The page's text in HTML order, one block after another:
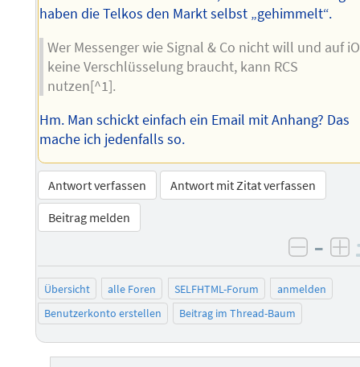
haben die Telkos den Markt selbst „gehimmelt“.
Wer Messenger wie Signal & Co nicht will und auf
keine Verschlüsselung braucht, kann RCS
nutzen[^1].
Hm. Man schickt einfach ein Email mit Anhang? Das
mache ich jedenfalls so.
Antwort verfassen
Antwort mit Zitat verfassen
Beitrag melden
–
Übersicht alle Foren SELFHTML-Forum
anmelden
Benutzerkonto erstellen
Beitrag im Thread-Baum